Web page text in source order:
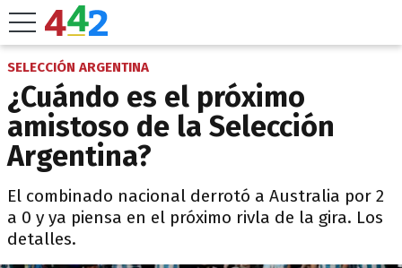
SELECCIÓN ARGENTINA
¿Cuándo es el próximo
amistoso de la Selección
Argentina?
El combinado nacional derrotó a Australia por 2
a 0 y ya piensa en el próximo rivla de la gira. Los
detalles.